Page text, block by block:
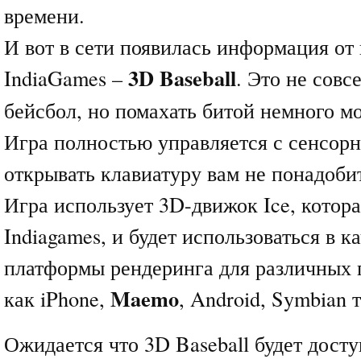
времени.
И вот в сети появилась информация
IndiaGames –3D Baseball. Это не
бейсбол, но помахать битой немного
Игра полностью управляется с
открывать клавиатуру вам не
Игра использует 3D-движок Ice,
Indiagames, и будет использоваться в
платформы рендеринга для
как iPhone, Maemo, Android, Symbian
Ожидается что 3D Baseball будет